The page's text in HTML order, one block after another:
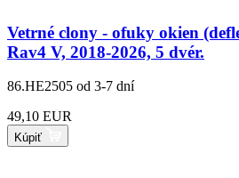
Vetrné clony - ofuky okien
Rav4 V, 2018-2026, 5 dvér.
86.HE2505 od 3-7 dní
49,10 EUR
Kúpiť